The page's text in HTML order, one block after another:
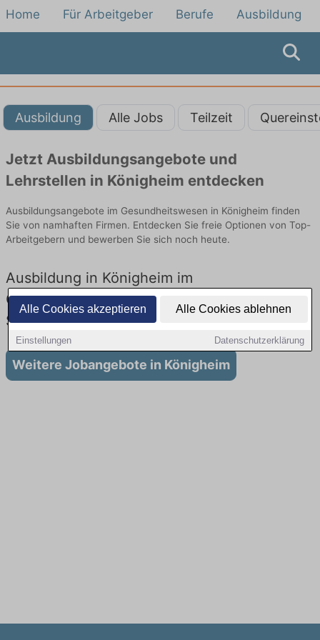
Alle Cookies akzeptieren Alle Cookies ablehnen
Einstellungen Datenschutzerklärung
Home Für Arbeitgeber Berufe Ausbildung
Ausbildung Alle Jobs Teilzeit
Jetzt Ausbildungsangebote und
Lehrstellen in Königheim entdecken
Ausbildungsangebote im Gesundheitswesen in Königheim finden
Sie von namhaften Firmen. Entdecken Sie freie Optionen von Top-
Arbeitgebern und bewerben Sie sich noch heute.
Ausbildung in Königheim im
Gesundheitswesen: Aktuell gibt es keine
Stellenangebote für Ausbildung in Königheim
Weitere Jobangebote in Königheim